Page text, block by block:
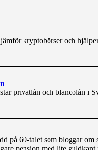
kryptobörser och
privatlån och blancolån i
på 60-talet som bloggar om
pension med lite